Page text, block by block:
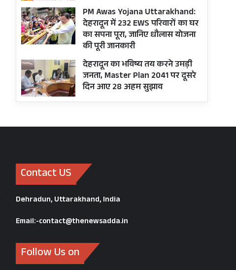
PM Awas Yojana Uttarakhand:
देहरादून में 232 EWS परिवारों का घर
का सपना पूरा, जानिए धौलास योजना
की पूरी जानकारी
देहरादून का भविष्य तय करने उमड़ी
जनता, Master Plan 2041 पर दूसरे
दिन आए 28 अहम सुझाव
Contact US
Dehradun, Uttarakhand, India
Email:-contact@thenewsadda.in
Follow Us on